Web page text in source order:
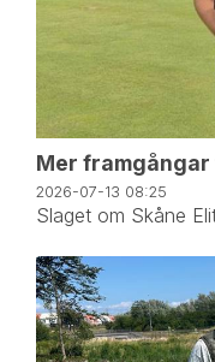
Mer framgångar
2026-07-13 08:25
Slaget om Skåne